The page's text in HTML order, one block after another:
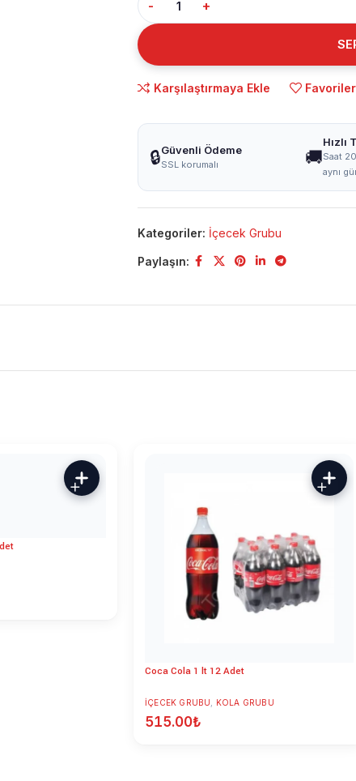
Karşılaştırmaya Ekle
🔒Güvenli Ödeme
SSL korumalı 🚚
Hızlı
Saat
aynı
Kategoriler: İçecek Grubu
Paylaşın:
Coca Cola 1 lt 12 Adet
İÇECEK GRUBU KOLA GRUBU
515.00₺